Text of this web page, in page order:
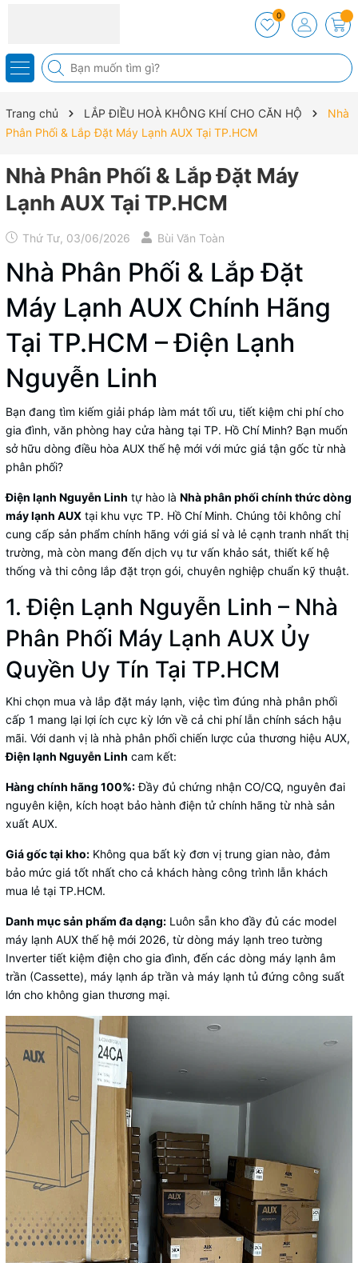
0
Trang chủ LẮP ĐIỀU HOÀ KHÔNG KHÍ CHO CĂN HỘ
Nhà
Phân Phối & Lắp Đặt Máy Lạnh AUX Tại TP.HCM
Nhà Phân Phối & Lắp Đặt Máy
Lạnh AUX Tại TP.HCM
Thứ Tư, 03/06/2026 Bùi Văn Toàn
Nhà Phân Phối & Lắp Đặt
Máy Lạnh AUX Chính Hãng
Tại TP.HCM – Điện Lạnh
Nguyễn Linh
Bạn đang tìm kiếm giải pháp làm mát tối ưu, tiết kiệm chi phí cho
gia đình, văn phòng hay cửa hàng tại TP. Hồ Chí Minh? Bạn muốn
sở hữu dòng điều hòa AUX thế hệ mới với mức giá tận gốc từ nhà
phân phối?
Điện lạnh Nguyễn Linh tự hào là Nhà phân phối chính thức dòng
máy lạnh AUX tại khu vực TP. Hồ Chí Minh. Chúng tôi không chỉ
cung cấp sản phẩm chính hãng với giá sỉ và lẻ cạnh tranh nhất thị
trường, mà còn mang đến dịch vụ tư vấn khảo sát, thiết kế hệ
thống và thi công lắp đặt trọn gói, chuyên nghiệp chuẩn kỹ thuật.
1. Điện Lạnh Nguyễn Linh – Nhà
Phân Phối Máy Lạnh AUX Ủy
Quyền Uy Tín Tại TP.HCM
Khi chọn mua và lắp đặt máy lạnh, việc tìm đúng nhà phân phối
cấp 1 mang lại lợi ích cực kỳ lớn về cả chi phí lẫn chính sách hậu
mãi. Với danh vị là nhà phân phối chiến lược của thương hiệu AUX,
Điện lạnh Nguyễn Linh cam kết:
Hàng chính hãng 100%:Đầy đủ chứng nhận CO/CQ, nguyên đai
nguyên kiện, kích hoạt bảo hành điện tử chính hãng từ nhà sản
xuất AUX.
Giá gốc tại kho: Không qua bất kỳ đơn vị trung gian nào, đảm
bảo mức giá tốt nhất cho cả khách hàng công trình lẫn khách
mua lẻ tại TP.HCM.
Danh mục sản phẩm đa dạng: Luôn sẵn kho đầy đủ các model
máy lạnh AUX thế hệ mới 2026, từ dòng máy lạnh treo tường
Inverter tiết kiệm điện cho gia đình, đến các dòng máy lạnh âm
trần (Cassette), máy lạnh áp trần và máy lạnh tủ đứng công suất
lớn cho không gian thương mại.